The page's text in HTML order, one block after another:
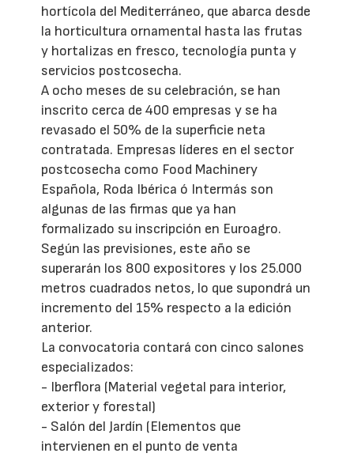
hortícola del Mediterráneo, que abarca desde
la horticultura ornamental hasta las frutas
y hortalizas en fresco, tecnología punta y
servicios postcosecha.
A ocho meses de su celebración, se han
inscrito cerca de 400 empresas y se ha
revasado el 50% de la superficie neta
contratada. Empresas líderes en el sector
postcosecha como Food Machinery
Española, Roda Ibérica ó Intermás son
algunas de las firmas que ya han
formalizado su inscripción en Euroagro.
Según las previsiones, este año se
superarán los 800 expositores y los 25.000
metros cuadrados netos, lo que supondrá un
incremento del 15% respecto a la edición
anterior.
La convocatoria contará con cinco salones
especializados:
- Iberflora (Material vegetal para interior,
exterior y forestal)
- Salón del Jardín (Elementos que
intervienen en el punto de venta